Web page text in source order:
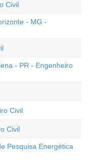
Civil
- MG -
- PR - Engenheiro
Civil
Civil
Pesquisa Energética